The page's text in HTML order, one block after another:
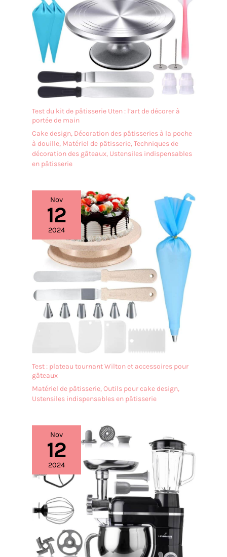
Test du kit de pâtisserie Uten : l’art de décorer à
portée de main
Cake design, Décoration des pâtisseries à la poche
à douille, Matériel de pâtisserie,Techniques de
décoration des gâteaux, Ustensiles indispensables
en pâtisserie
Nov
12
2024
Test : plateau tournant Wilton et accessoires pour
gâteaux
Matériel de pâtisserie,Outils pour cake design,
Ustensiles indispensables en pâtisserie
Nov
12
2024